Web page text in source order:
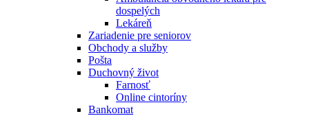
dospelých
Lekáreň
Zariadenie pre seniorov
Obchody a služby
Pošta
Duchovný život
Farnosť
Online cintoríny
Bankomat